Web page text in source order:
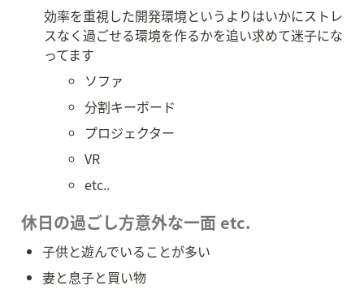
効率を重視した開発環境というよりはいかにストレ
スなく過ごせる環境を作るかを追い求めて迷子にな
ってます
ソファ
分割キーボード
プロジェクター
VR
etc..
休日の過ごし方意外な一面 etc.
子供と遊んでいることが多い
妻と息子と買い物